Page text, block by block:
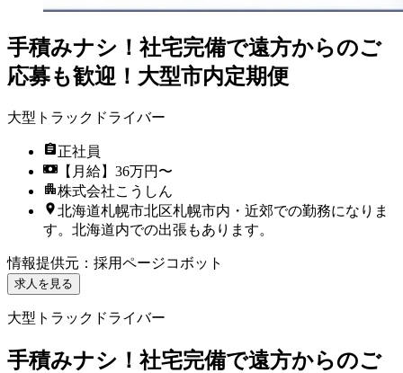
手積みナシ！社宅完備で遠方からのご
応募も歓迎！大型市内定期便
大型トラックドライバー
正社員
【月給】36万円〜
株式会社こうしん
北海道札幌市北区札幌市内・近郊での勤務になりま
す。北海道内での出張もあります。
情報提供元 ： 採用ページコボット
求人を見る
大型トラックドライバー
手積みナシ！社宅完備で遠方からのご